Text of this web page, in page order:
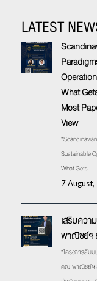
LATEST
What
Most
View
Sustainable
What Gets
7
เสริมคว
พาณิชย์ฯ
“โครงการสัม
คณะพาณิชย์ฯ